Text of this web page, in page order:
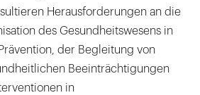
Herausforderungen an die
des Gesundheitswesens in
der Begleitung von
Beeinträchtigungen
in